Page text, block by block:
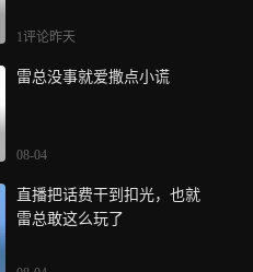
1评论昨天
雷总没事就爱撒点小谎
08-04
直播把话费干到扣光，也就
雷总敢这么玩了